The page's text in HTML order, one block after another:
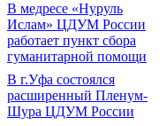
В медресе «Нуруль
Ислам» ЦДУМ России
работает пункт сбора
гуманитарной помощи
В г.Уфа состоялся
расширенный Пленум-
Шура ЦДУМ России